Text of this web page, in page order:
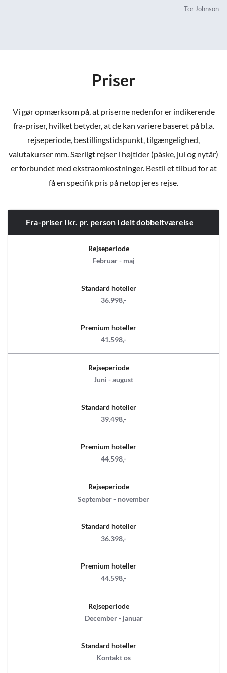
Tor Johnson
Priser
Vi gør opmærksom på, at priserne nedenfor er indikerende
fra-priser, hvilket betyder, at de kan variere baseret på bl.a.
rejseperiode, bestillingstidspunkt, tilgængelighed,
valutakurser mm. Særligt rejser i højtider (påske, jul og nytår)
er forbundet med ekstraomkostninger. Bestil et tilbud for at
få en specifik pris på netop jeres rejse.
Fra-priser i kr. pr. person i delt dobbeltværelse
Rejseperiode
Februar - maj
Standard hoteller
36.998,-
Premium hoteller
41.598,-
Rejseperiode
Juni - august
Standard hoteller
39.498,-
Premium hoteller
44.598,-
Rejseperiode
September - november
Standard hoteller
36.398,-
Premium hoteller
44.598,-
Rejseperiode
December - januar
Standard hoteller
Kontakt os